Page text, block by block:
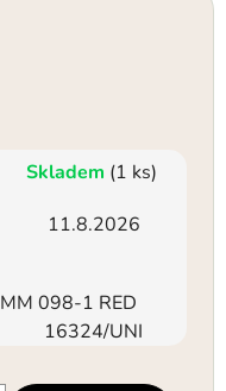
Skladem (1 ks)
11.8.2026
MM 098-1 RED
16324/UNI